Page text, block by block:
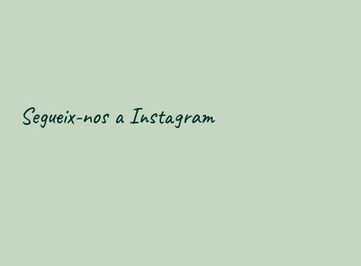
Segueix-nos a Instagram